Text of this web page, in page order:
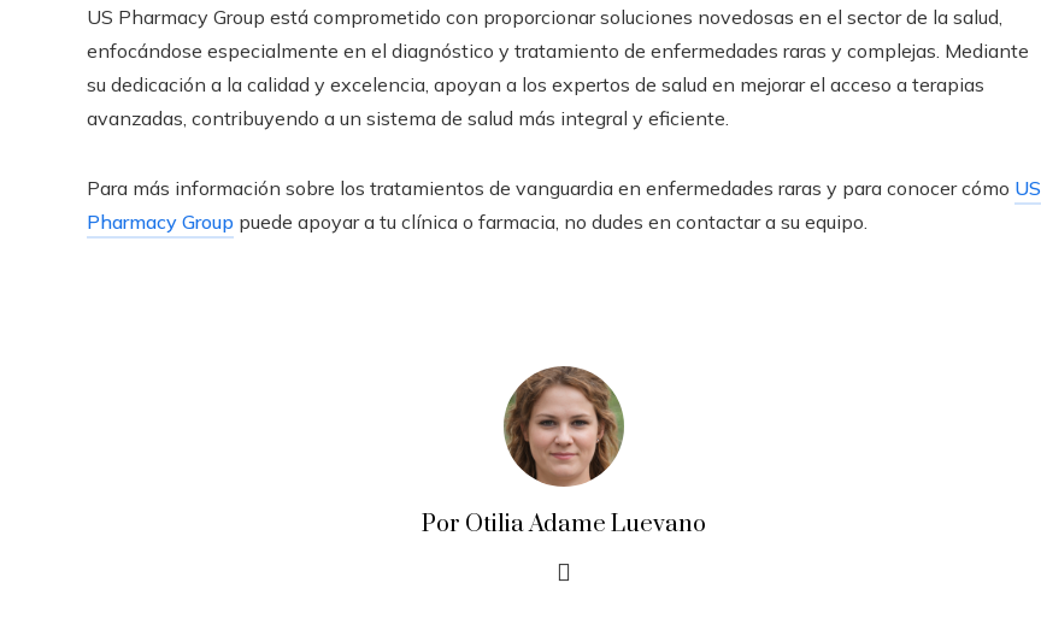
US Pharmacy Group está comprometido con proporcionar soluciones novedosas en el sector de la salud,
enfocándose especialmente en el diagnóstico y tratamiento de enfermedades raras y complejas. Mediante
su dedicación a la calidad y excelencia, apoyan a los expertos de salud en mejorar el acceso a terapias
avanzadas, contribuyendo a un sistema de salud más integral y eficiente.
Para más información sobre los tratamientos de vanguardia en enfermedades raras y para conocer cómo US
Pharmacy Group puede apoyar a tu clínica o farmacia, no dudes en contactar a su equipo.
Por Otilia Adame Luevano